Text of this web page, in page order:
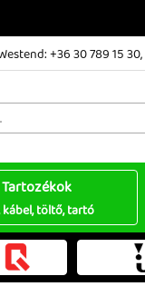
+36 30 789 15 30,
Tartozékok
kábel, töltő, tartó